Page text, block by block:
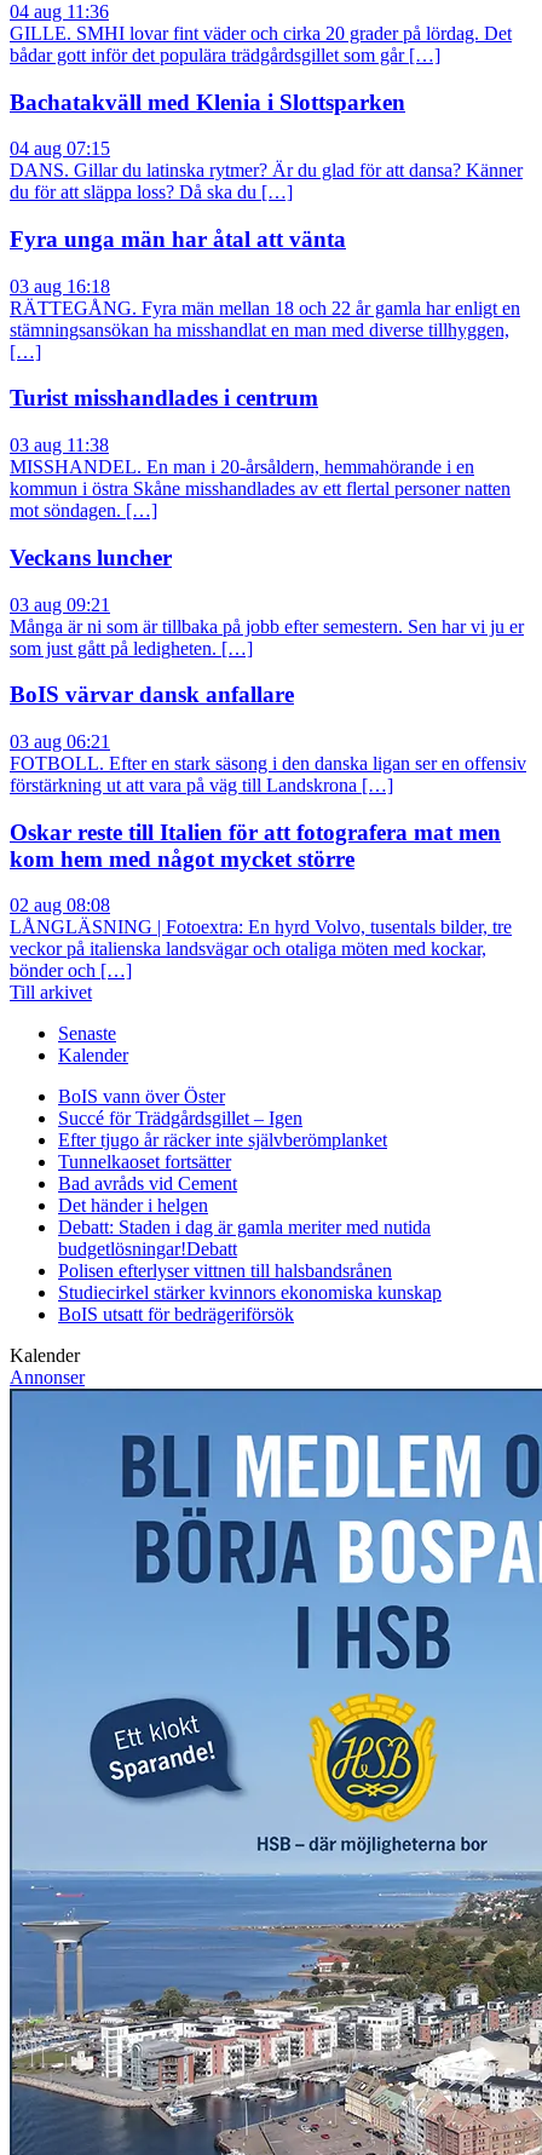
04 aug 11:36
GILLE. SMHI lovar fint väder och cirka 20 grader på lördag. Det
bådar gott inför det populära trädgårdsgillet som går […]
Bachatakväll med Klenia i Slottsparken
04 aug 07:15
DANS. Gillar du latinska rytmer? Är du glad för att dansa? Känner
du för att släppa loss? Då ska du […]
Fyra unga män har åtal att vänta
03 aug 16:18
RÄTTEGÅNG. Fyra män mellan 18 och 22 år gamla har enligt en
stämningsansökan ha misshandlat en man med diverse tillhyggen,
[…]
Turist misshandlades i centrum
03 aug 11:38
MISSHANDEL. En man i 20-årsåldern, hemmahörande i en
kommun i östra Skåne misshandlades av ett flertal personer natten
mot söndagen. […]
Veckans luncher
03 aug 09:21
Många är ni som är tillbaka på jobb efter semestern. Sen har vi ju er
som just gått på ledigheten. […]
BoIS värvar dansk anfallare
03 aug 06:21
FOTBOLL. Efter en stark säsong i den danska ligan ser en offensiv
förstärkning ut att vara på väg till Landskrona […]
Oskar reste till Italien för att fotografera mat men
kom hem med något mycket större
02 aug 08:08
LÅNGLÄSNING | Fotoextra: En hyrd Volvo, tusentals bilder, tre
veckor på italienska landsvägar och otaliga möten med kockar,
bönder och […]
Till arkivet
Senaste
Kalender
BoIS vann över Öster
Succé för Trädgårdsgillet – Igen
Efter tjugo år räcker inte självberömplanket
Tunnelkaoset fortsätter
Bad avråds vid Cement
Det händer i helgen
Debatt: Staden i dag är gamla meriter med nutida
budgetlösningar!Debatt
Polisen efterlyser vittnen till halsbandsrånen
Studiecirkel stärker kvinnors ekonomiska kunskap
BoIS utsatt för bedrägeriförsök
Kalender
Annonser